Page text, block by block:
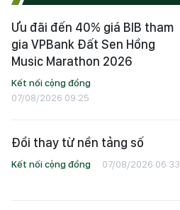
Ưu đãi đến 40% giá BIB tham
gia VPBank Đất Sen Hồng
Music Marathon 2026
Kết nối cộng đồng
07/08/2026 09:25
Đổi thay từ nền tảng số
Kết nối cộng đồng 07/08/2026 06:33